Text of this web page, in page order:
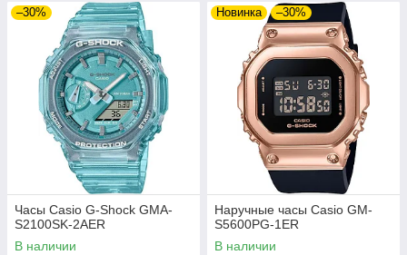
–30%
Часы Casio G-Shock GMA-
S2100SK-2AER
В наличии
Новинка –30%
Наручные часы Casio GM-
S5600PG-1ER
В наличии